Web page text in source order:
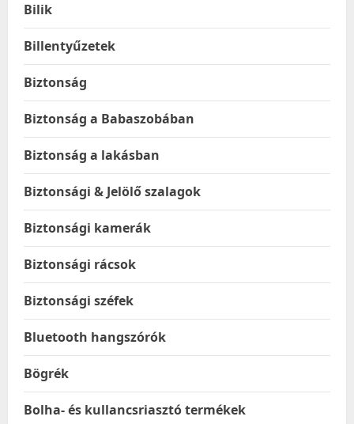
Bilik
Billentyűzetek
Biztonság
Biztonság a Babaszobában
Biztonság a lakásban
Biztonsági & Jelölő szalagok
Biztonsági kamerák
Biztonsági rácsok
Biztonsági széfek
Bluetooth hangszórók
Bögrék
Bolha- és kullancsriasztó termékek